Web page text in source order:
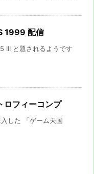
1999 配信
III と題されるようです
ロフィーコンプ
した 「ゲーム天国